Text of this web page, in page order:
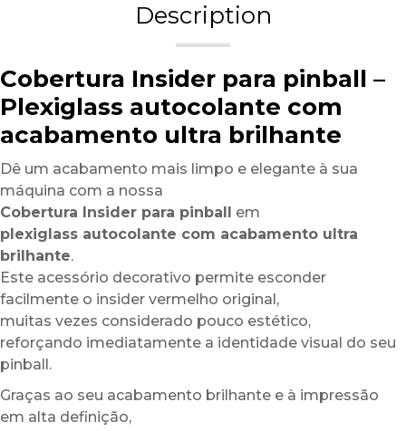
Description
Cobertura Insider para pinball –
Plexiglass autocolante com
acabamento ultra brilhante
Dê um acabamento mais limpo e elegante à sua
máquina com a nossa
Cobertura Insider para pinball
em
plexiglass autocolante com acabamento ultra
brilhante.
Este acessório decorativo permite esconder
facilmente o insider vermelho original,
muitas vezes considerado pouco estético,
reforçando imediatamente a identidade visual do seu
pinball.
Graças ao seu acabamento brilhante e à impressão
em alta definição,